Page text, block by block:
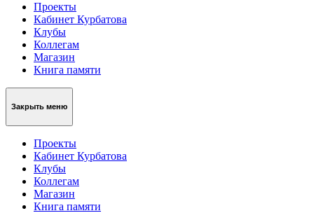
Проекты
Кабинет Курбатова
Клубы
Коллегам
Магазин
Книга памяти
Закрыть меню
Проекты
Кабинет Курбатова
Клубы
Коллегам
Магазин
Книга памяти